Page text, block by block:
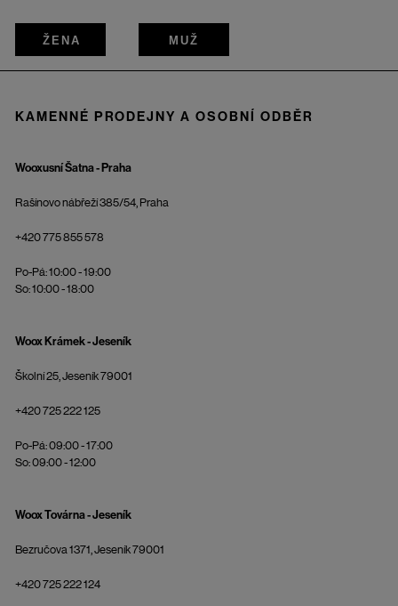
ŽENA MUŽ
KAMENNÉ PRODEJNY A OSOBNÍ ODBĚR
Wooxusní Šatna - Praha
Rašínovo nábřeží 385/54, Praha
+420 775 855 578
Po-Pá: 10:00 - 19:00
So: 10:00 - 18:00
Woox Krámek - Jeseník
Školní 25, Jeseník 79001
+420 725 222 125
Po-Pá: 09:00 - 17:00
So: 09:00 - 12:00
Woox Továrna - Jeseník
Bezručova 1371, Jeseník 79001
+420 725 222 124